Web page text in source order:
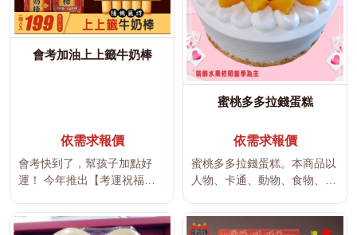
會考加油上上籤牛奶棒
依需求報價
會考快到了，幫孩子加點好
運！ 今年推出【考運祝福
有...
蜜桃多多拉錢蛋糕
依需求報價
蜜桃多多拉錢蛋糕。本商品以
人物、卡通、動物、食物、物
或立體...